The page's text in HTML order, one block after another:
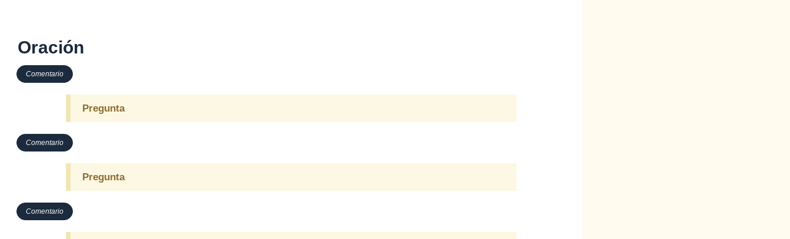
Oración
Comentario
Pregunta
Comentario
Pregunta
Comentario